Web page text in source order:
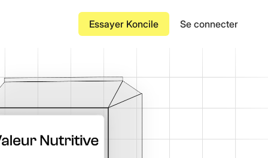
Attestation d'assurance
Lettre de transport aérien
Connaissement
factures
la saisie
Essayer Koncile Se connecter